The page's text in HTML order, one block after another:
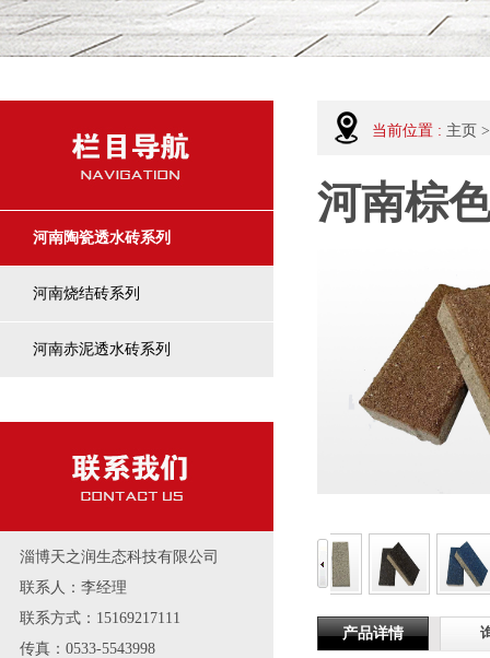
当前位置 : 主页
河南棕
产品详情
河南陶瓷透水砖系列
河南烧结砖系列
河南赤泥透水砖系列
淄博天之润生态科技有限公司
联系人：李经理
联系方式：15169217111
传真：0533-5543998